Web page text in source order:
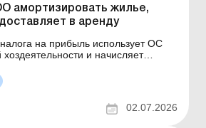
амортизировать жилье,
в аренду
на прибыль использует ОС
хоздеятельности и начисляет
физлицу такой плательщик
амортизацию ОС (квартиры) в
НКУ. Больше по теме: Военные
02.07.2026